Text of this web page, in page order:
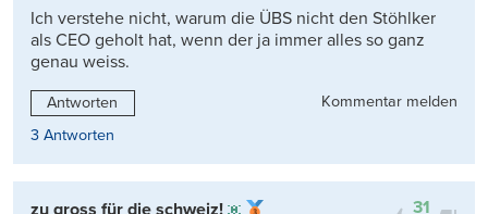
Ich verstehe nicht, warum die ÜBS nicht den Stöhlker
als CEO geholt hat, wenn der ja immer alles so ganz
genau weiss.
Antworten
Kommentar melden
3 Antworten
31
zu gross für die schweiz!